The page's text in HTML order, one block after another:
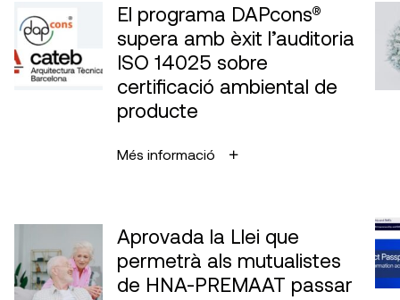
El programa DAPcons®
supera amb èxit l’auditoria
ISO 14025 sobre
certificació ambiental de
producte
Més informació
Aprovada la Llei que
permetrà als mutualistes
de HNA-PREMAAT passar